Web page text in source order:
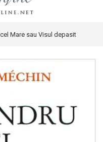
Mare sau Visul depasit